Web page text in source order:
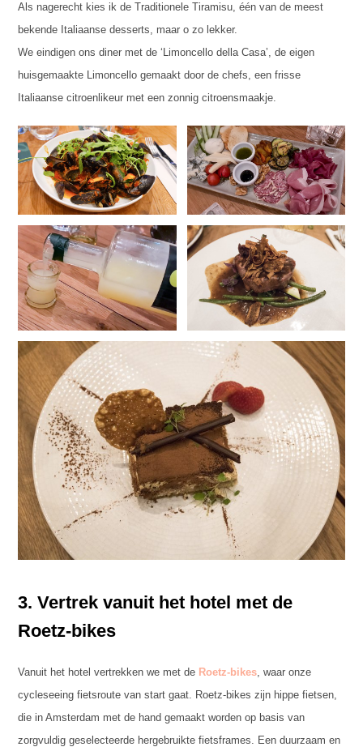
Als nagerecht kies ik de Traditionele Tiramisu, één van de meest
bekende Italiaanse desserts, maar o zo lekker.
We eindigen ons diner met de ‘Limoncello della Casa’, de eigen
huisgemaakte Limoncello gemaakt door de chefs, een frisse
Italiaanse citroenlikeur met een zonnig citroensmaakje.
3. Vertrek vanuit het hotel met de
Roetz-bikes
Vanuit het hotel vertrekken we met de Roetz-bikes, waar onze
cycleseeing fietsroute van start gaat. Roetz-bikes zijn hippe fietsen,
die in Amsterdam met de hand gemaakt worden op basis van
zorgvuldig geselecteerde hergebruikte fietsframes. Een duurzaam en